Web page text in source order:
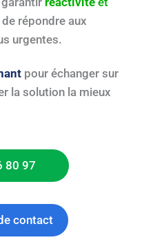
répondre aux
urgentes.
pour échanger sur
la solution la mieux
80 97
contact